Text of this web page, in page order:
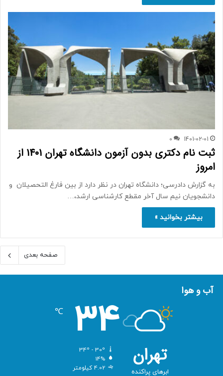
1401-02-01
0
ثبت نام دکتری بدون آزمون دانشگاه تهران 1401 از
امروز
به گزارش دادرسی؛ دانشگاه تهران در نظر دارد از بین فارغ التحصیلان و
دانشجویان نیم سال آخر مقطع کارشناسی ارشد،…
بیشتر بخوانید »
صفحه بعدی
آب و هوا
تهران
ابرهای پراکنده
34
℃
14%
4.02 کیلومتر